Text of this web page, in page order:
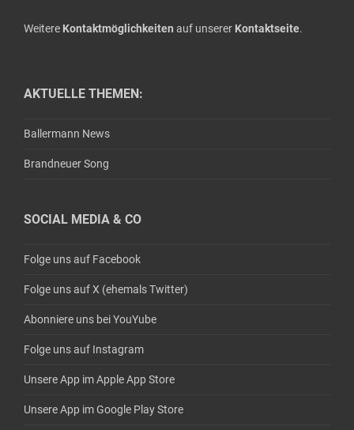
Weitere Kontaktmöglichkeiten auf unserer Kontaktseite.
AKTUELLE THEMEN:
Ballermann News
Brandneuer Song
SOCIAL MEDIA & CO
Folge uns auf Facebook
Folge uns auf X (ehemals Twitter)
Abonniere uns bei YouYube
Folge uns auf Instagram
Unsere App im Apple App Store
Unsere App im Google Play Store